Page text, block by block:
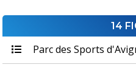
14
Parc des Sports